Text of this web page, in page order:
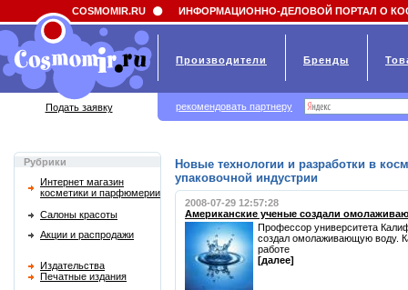
Field 'news_title' doesn't have a default value
Рубрики
Интернет магазин
косметики и парфюмерии
Салоны красоты
Акции и распродажи
Издательства
Печатные издания
Новые технологии и разработки в
упаковочной индустрии
2008-07-29 12:57:28
Американские ученые создали
Профессор университета
создал омолаживающую воду.
работе
[далее]
COSMOMIR.RU ИНФОРМАЦИОННО-ДЕЛОВОЙ ПОРТАЛ О
Производители Бренды
Подать заявку рекомендовать партнеру